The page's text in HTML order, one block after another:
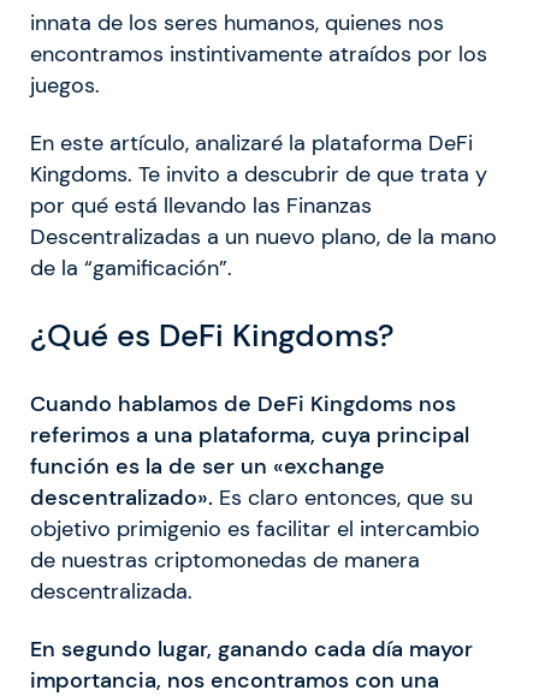
innata de los seres humanos, quienes nos
encontramos instintivamente atraídos por los
juegos.
En este artículo, analizaré la plataforma DeFi
Kingdoms. Te invito a descubrir de que trata y
por qué está llevando las Finanzas
Descentralizadas a un nuevo plano, de la mano
de la “gamificación”.
¿Qué es DeFi Kingdoms?
Cuando hablamos de DeFi Kingdoms nos
referimos a una plataforma, cuya principal
función es la de ser un «exchange
descentralizado». Es claro entonces, que su
objetivo primigenio es facilitar el intercambio
de nuestras criptomonedas de manera
descentralizada.
En segundo lugar, ganando cada día mayor
importancia, nos encontramos con una